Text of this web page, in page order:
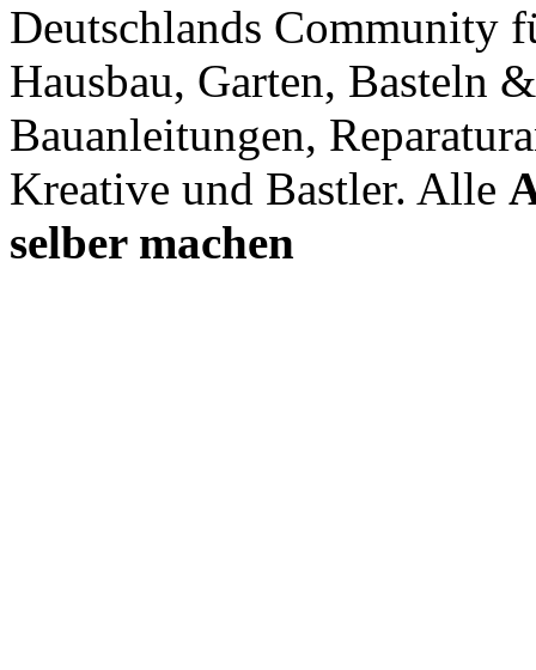
Deutschlands Community
Hausbau, Garten, Basteln
Bauanleitungen,
Kreative und Bastler. Alle
selber machen